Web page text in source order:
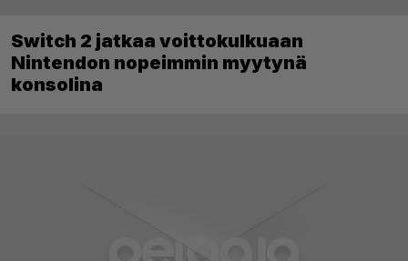
Switch 2 jatkaa voittokulkuaan
Nintendon nopeimmin myytynä
konsolina